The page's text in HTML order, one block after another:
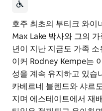
호주 최초의 부티크 와이
Max Lake 박사와 그의
년이 지난 지금도 가족
이커 Rodney Kempe는
성을 계속 유지하고 있습
카베르네 블렌드와 샤르
지며 에스테이트에서 재